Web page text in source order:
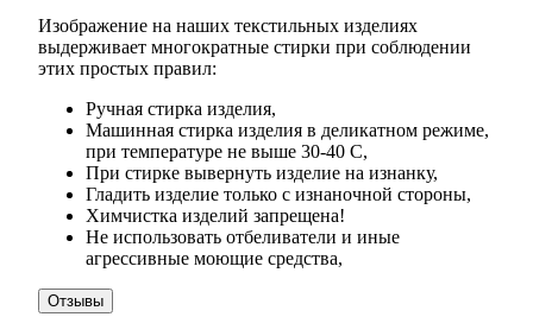
Изображение на наших текстильных изделиях
выдерживает многократные стирки при соблюдении
этих простых правил:
Ручная стирка изделия,
Машинная стирка изделия в деликатном режиме,
при температуре не выше 30-40 С,
При стирке вывернуть изделие на изнанку,
Гладить изделие только с изнаночной стороны,
Химчистка изделий запрещена!
Не использовать отбеливатели и иные
агрессивные моющие средства,
Отзывы